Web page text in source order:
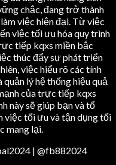
chắc, đang trở thành
việc hiện đại. Từ việc
việc tối ưu hóa quy trình
tiếp kqxs miền bắc
thúc đẩy sự phát triển
việc hiểu rõ các tính
lý hệ thống hiệu quả
của trực tiếp kqxs
này sẽ giúp bạn và tổ
việc tối ưu và tận dụng tối
mang lại.
| @fb882024